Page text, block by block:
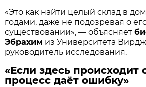
«Это как найти целый склад в
годами, даже не подозревая о
существовании», — объясняет
Эбрахим из Университета
руководитель исследования.
«Если здесь происходит
процесс даёт ошибку»